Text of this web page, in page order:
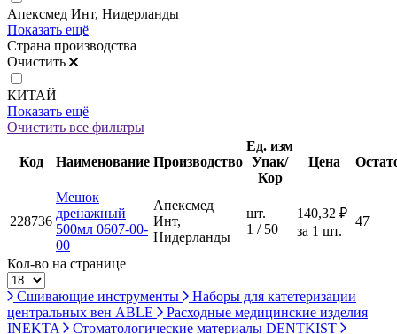
Апексмед Инт, Нидерланды
Показать ещё
Страна производства
Очистить
КИТАЙ
Показать ещё
Очистить все фильтры
Код Наименование Производство
Ед. изм
Упак/
Кор
Цена
228736
Мешок
дренажный
500мл 0607-00-
00
Апексмед
Инт,
Нидерланды
шт.
1 / 50
140,32 ₽
за 1 шт.
47
Кол-во на странице
Сшивающие инструменты
Наборы для катетеризации
центральных вен ABLE
Расходные медицинские изделия
INEKTA
Стоматологические материалы DENTKIST